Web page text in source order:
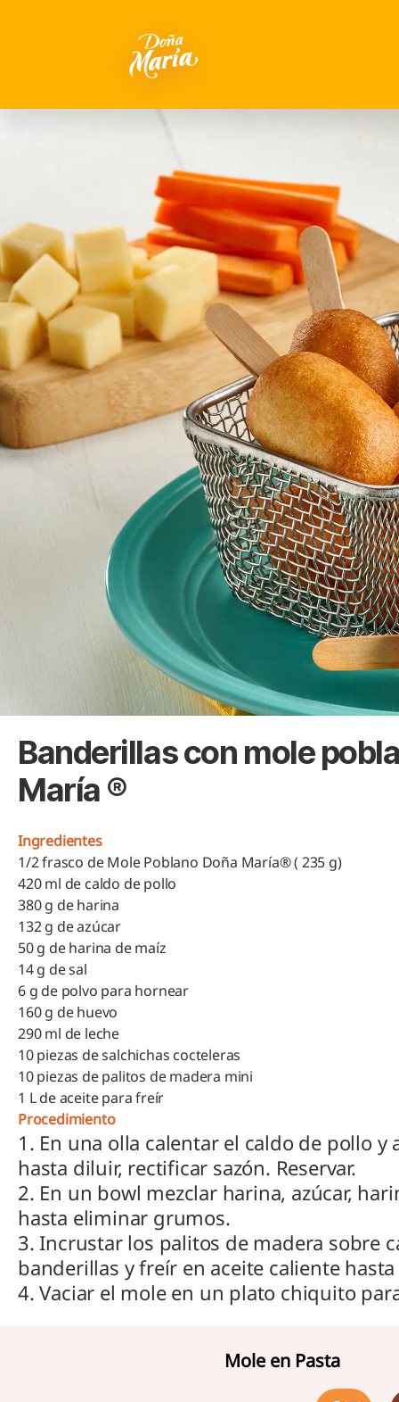
Banderillas con mole
María ®
Ingredientes
1/2 frasco de Mole Poblano Doña María® ( 235 g)
420 ml de caldo de pollo
380 g de harina
132 g de azúcar
50 g de harina de maíz
14 g de sal
6 g de polvo para hornear
160 g de huevo
290 ml de leche
10 piezas de salchichas cocteleras
10 piezas de palitos de madera mini
1 L de aceite para freír
Procedimiento
1. En una olla calentar el caldo de pollo
hasta diluir, rectificar sazón. Reservar.
2. En un bowl mezclar harina, azúcar,
hasta eliminar grumos.
3. Incrustar los palitos de madera sobre
banderillas y freír en aceite caliente
4. Vaciar el mole en un plato chiquito
Mole en Pasta